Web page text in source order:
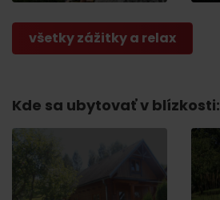
všetky zážitky a relax
Kde sa ubytovať v blízkosti:
Odchod